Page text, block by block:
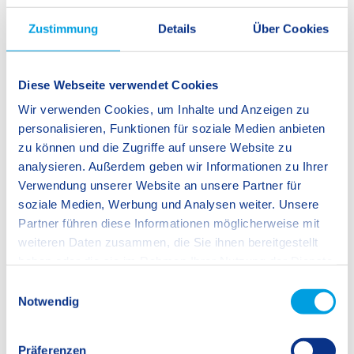
Zustimmung Details Über Cookies
Diese Webseite verwendet Cookies
Wir verwenden Cookies, um Inhalte und Anzeigen zu
personalisieren, Funktionen für soziale Medien anbieten
zu können und die Zugriffe auf unsere Website zu
analysieren. Außerdem geben wir Informationen zu Ihrer
Verwendung unserer Website an unsere Partner für
soziale Medien, Werbung und Analysen weiter. Unsere
Partner führen diese Informationen möglicherweise mit
weiteren Daten zusammen, die Sie ihnen bereitgestellt
Notwendig
Präferenzen